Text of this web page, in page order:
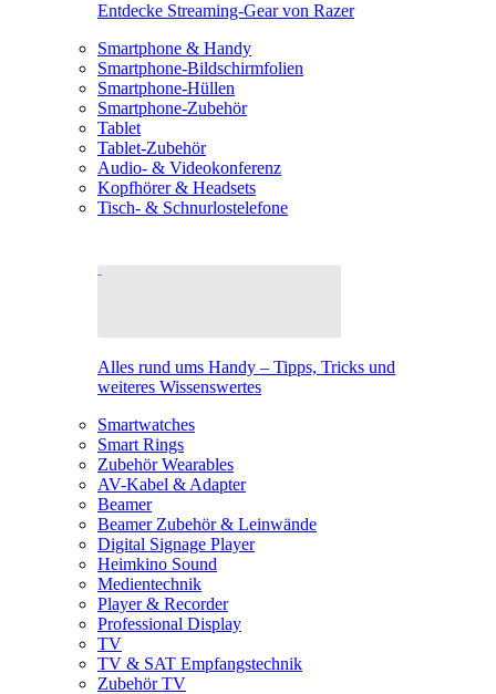
Entdecke Streaming-Gear von Razer
Smartphone & Handy
Smartphone-Bildschirmfolien
Smartphone-Hüllen
Smartphone-Zubehör
Tablet
Tablet-Zubehör
Audio- & Videokonferenz
Kopfhörer & Headsets
Tisch- & Schnurlostelefone
Alles rund ums Handy – Tipps, Tricks und
weiteres Wissenswertes
Smartwatches
Smart Rings
Zubehör Wearables
AV-Kabel & Adapter
Beamer
Beamer Zubehör & Leinwände
Digital Signage Player
Heimkino Sound
Medientechnik
Player & Recorder
Professional Display
TV
TV & SAT Empfangstechnik
Zubehör TV